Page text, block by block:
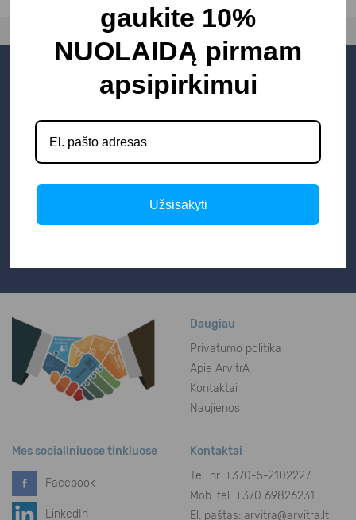
Naujienlaiškis
Gaukite naujausius
pasiūlymus pirmi!
Su Privatumo politika ir duomenų
Daugiau
Privatumo politika
Apie ArvitrA
Kontaktai
Naujienos
Mes socialiniuose tinkluose
Facebook
LinkedIn
Kontaktai
Tel. nr. +370-5-2102227
Mob. tel. +370 69826231
El. paštas:arvitra@arvitra.lt
gaukite 10%
NUOLAIDĄ pirmam
apsipirkimui
Užsisakyti